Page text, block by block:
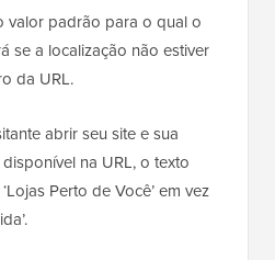
valor padrão para o qual o
se a localização não estiver
da URL.
abrir seu site e sua
na URL, o texto
Perto de Você’ em vez